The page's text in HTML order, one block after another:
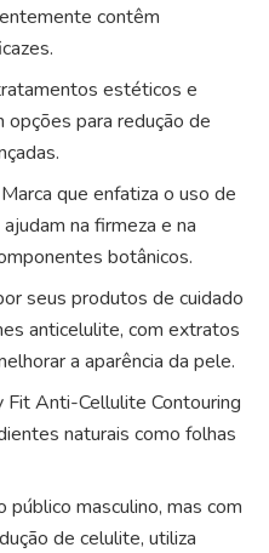
contêm
estéticos e
para redução de
Marca que enfatiza o uso de
na firmeza e na
botânicos.
seus produtos de cuidado
anticelulite, com extratos
a aparência da pele.
Fit Anti-Cellulite Contouring
naturais como folhas
público masculino, mas com
de celulite, utiliza